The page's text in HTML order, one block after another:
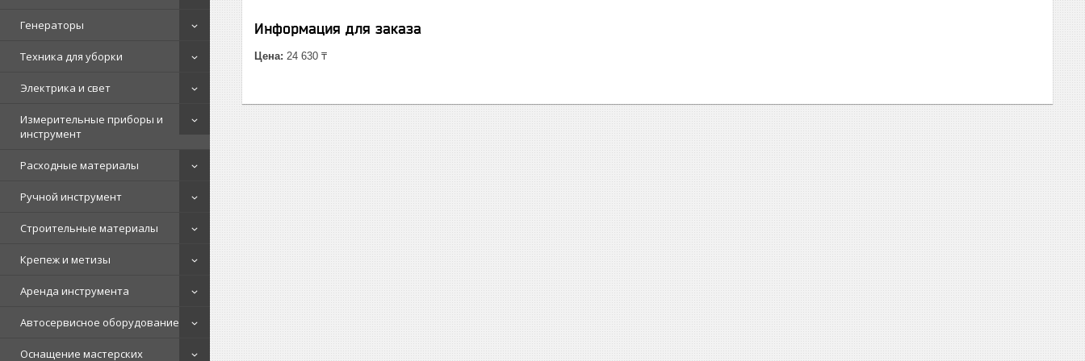
Генераторы
Техника для уборки
Электрика и свет
Измерительные приборы и
инструмент
Расходные материалы
Ручной инструмент
Строительные материалы
Крепеж и метизы
Аренда инструмента
Автосервисное оборудование
Оснащение мастерских
Информация для заказа
Цена: 24 630 ₸